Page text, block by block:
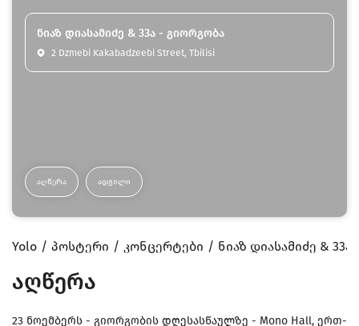
ნიაზ დიასამიძე & 33ა - გიორგობა
2 Dzmebi Kakabadzeebi Street, Tbilisi
ᲐᲦᲬᲔᲠᲐ ᲐᲓᲒᲘᲚᲘ
Yolo პოსტერი კონცერტები ნიაზ დიასამიძე &
აღწერა
23 ნოემბერს - გიორგობის დღესასწაულზე - Mono Hall, ერთ-